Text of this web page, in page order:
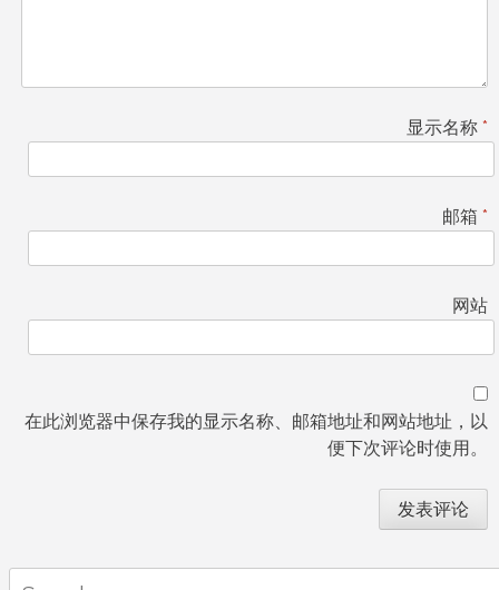
显示名称 *
邮箱 *
网站
在此浏览器中保存我的显示名称、邮箱地址和网站地址，以
便下次评论时使用。